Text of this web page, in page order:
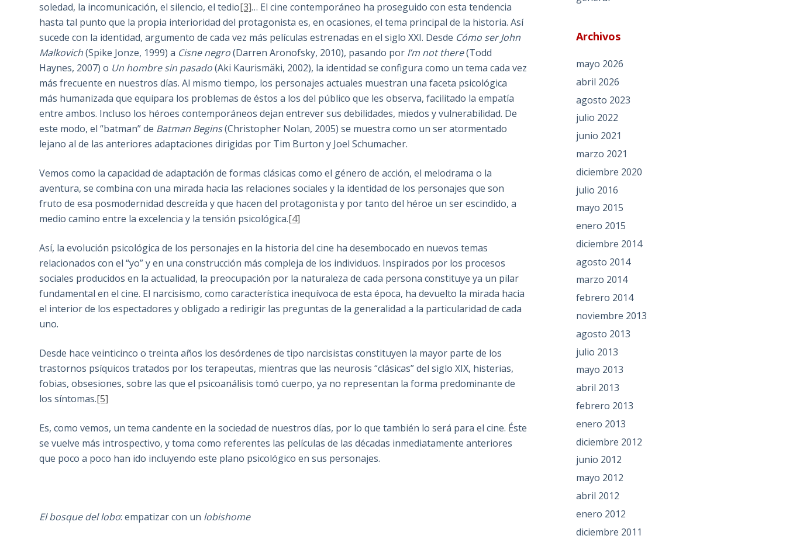
soledad, la incomunicación, el silencio, el tedio[3]… El cine contemporáneo ha proseguido con esta tendencia
hasta tal punto que la propia interioridad del protagonista es, en ocasiones, el tema principal de la historia. Así
sucede con la identidad, argumento de cada vez más películas estrenadas en el siglo XXI. Desde Cómo ser John
Malkovich(Spike Jonze, 1999) a Cisne negro(Darren Aronofsky, 2010), pasando por I’m not there(Todd
Haynes, 2007) o Un hombre sin pasado(Aki Kaurismäki, 2002), la identidad se configura como un tema cada vez
más frecuente en nuestros días. Al mismo tiempo, los personajes actuales muestran una faceta psicológica
más humanizada que equipara los problemas de éstos a los del público que les observa, facilitado la empatía
entre ambos. Incluso los héroes contemporáneos dejan entrever sus debilidades, miedos y vulnerabilidad. De
este modo, el “batman” de Batman Begins(Christopher Nolan, 2005) se muestra como un ser atormentado
lejano al de las anteriores adaptaciones dirigidas por Tim Burton y Joel Schumacher.
Vemos como la capacidad de adaptación de formas clásicas como el género de acción, el melodrama o la
aventura, se combina con una mirada hacia las relaciones sociales y la identidad de los personajes que son
fruto de esa posmodernidad descreída y que hacen del protagonista y por tanto del héroe un ser escindido, a
medio camino entre la excelencia y la tensión psicológica.[4]
Así, la evolución psicológica de los personajes en la historia del cine ha desembocado en nuevos temas
relacionados con el “yo” y en una construcción más compleja de los individuos. Inspirados por los procesos
sociales producidos en la actualidad, la preocupación por la naturaleza de cada persona constituye ya un pilar
fundamental en el cine. El narcisismo, como característica inequívoca de esta época, ha devuelto la mirada hacia
el interior de los espectadores y obligado a redirigir las preguntas de la generalidad a la particularidad de cada
uno.
Desde hace veinticinco o treinta años los desórdenes de tipo narcisistas constituyen la mayor parte de los
trastornos psíquicos tratados por los terapeutas, mientras que las neurosis “clásicas” del siglo XIX, histerias,
fobias, obsesiones, sobre las que el psicoanálisis tomó cuerpo, ya no representan la forma predominante de
los síntomas.[5]
Es, como vemos, un tema candente en la sociedad de nuestros días, por lo que también lo será para el cine. Éste
se vuelve más introspectivo, y toma como referentes las películas de las décadas inmediatamente anteriores
que poco a poco han ido incluyendo este plano psicológico en sus personajes.
El bosque del lobo: empatizar con un lobishome
Archivos
mayo 2026
abril 2026
agosto 2023
julio 2022
junio 2021
marzo 2021
diciembre 2020
julio 2016
mayo 2015
enero 2015
diciembre 2014
agosto 2014
marzo 2014
febrero 2014
noviembre 2013
agosto 2013
julio 2013
mayo 2013
abril 2013
febrero 2013
enero 2013
diciembre 2012
junio 2012
mayo 2012
abril 2012
enero 2012
diciembre 2011